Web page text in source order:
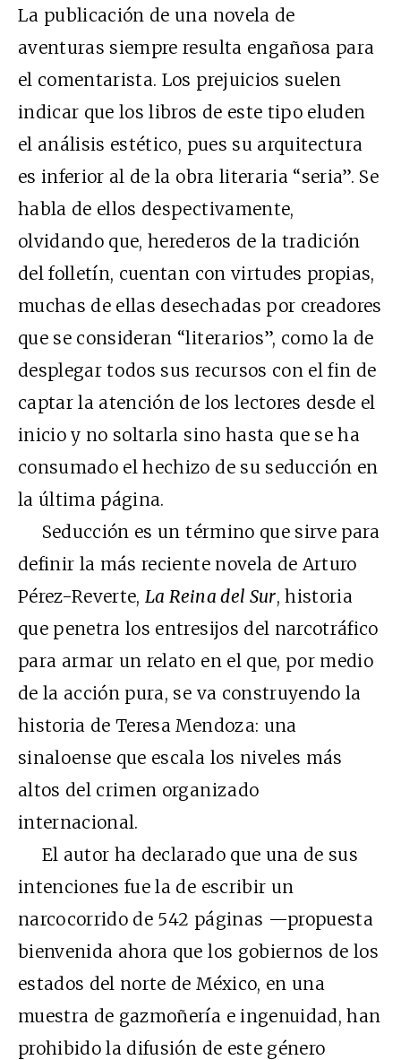
La publicación de una novela de
aventuras siempre resulta engañosa para
el comentarista. Los prejuicios suelen
indicar que los libros de este tipo eluden
el análisis estético, pues su arquitectura
es inferior al de la obra literaria “seria”. Se
habla de ellos despectivamente,
olvidando que, herederos de la tradición
del folletín, cuentan con virtudes propias,
muchas de ellas desechadas por creadores
que se consideran “literarios”, como la de
desplegar todos sus recursos con el fin de
captar la atención de los lectores desde el
inicio y no soltarla sino hasta que se ha
consumado el hechizo de su seducción en
la última página.
Seducción es un término que sirve para
definir la más reciente novela de Arturo
Pérez-Reverte,La Reina del Sur, historia
que penetra los entresijos del narcotráfico
para armar un relato en el que, por medio
de la acción pura, se va construyendo la
historia de Teresa Mendoza: una
sinaloense que escala los niveles más
altos del crimen organizado
internacional.
El autor ha declarado que una de sus
intenciones fue la de escribir un
narcocorrido de 542 páginas —propuesta
bienvenida ahora que los gobiernos de los
estados del norte de México, en una
muestra de gazmoñería e ingenuidad, han
prohibido la difusión de este género